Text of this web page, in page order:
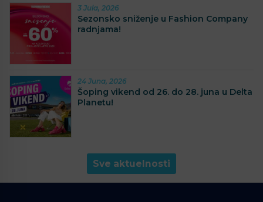
3 Jula, 2026
Sezonsko sniženje u Fashion Company
radnjama!
24 Juna, 2026
Šoping vikend od 26. do 28. juna u Delta
Planetu!
Sve aktuelnosti